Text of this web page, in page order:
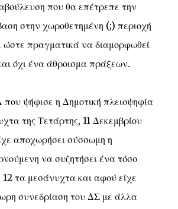
που θα επέτρεπε την
στην χωροθετημένη (;) περιοχή
πραγματικά να διαμορφωθεί
όχι ένα άθροισμα πράξεων.
ψήφισε η Δημοτική πλειοψηφία
της Τετάρτης, 11 Δεκεμβρίου
αποχωρήσει σύσσωμη η
να συζητήσει ένα τόσο
12 τα μεσάνυχτα και αφού είχε
συνεδρίαση του ΔΣ με άλλα